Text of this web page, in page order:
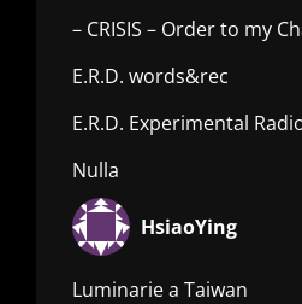
– CRISIS – Order to my
E.R.D. words&rec
E.R.D. Experimental
Nulla
HsiaoYing
Luminarie a Taiwan